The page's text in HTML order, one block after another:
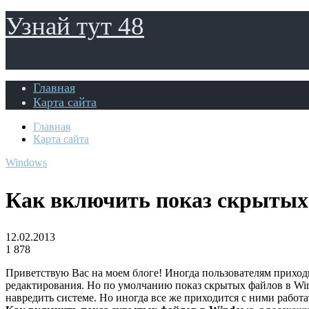
Узнай тут 48
Главная
Карта сайта
Главная
Карта сайта
Windows
Как включить показ
12.02.2013
1 878
Приветствую Вас на моем блоге! Иногда пользователям
редактирования. Но по умолчанию показ скрытых файлов в
навредить системе. Но иногда все же приходится с ними